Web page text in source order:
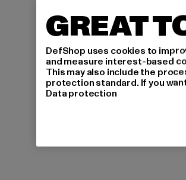
GREAT
DefShop uses cookies to
and measure interest-based
This may also include the
protection standard. If you
Data protection